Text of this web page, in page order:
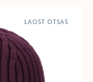
LAOST OTSAS